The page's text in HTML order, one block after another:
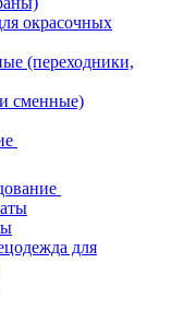
окрасочных
(переходники,
сменные)
для